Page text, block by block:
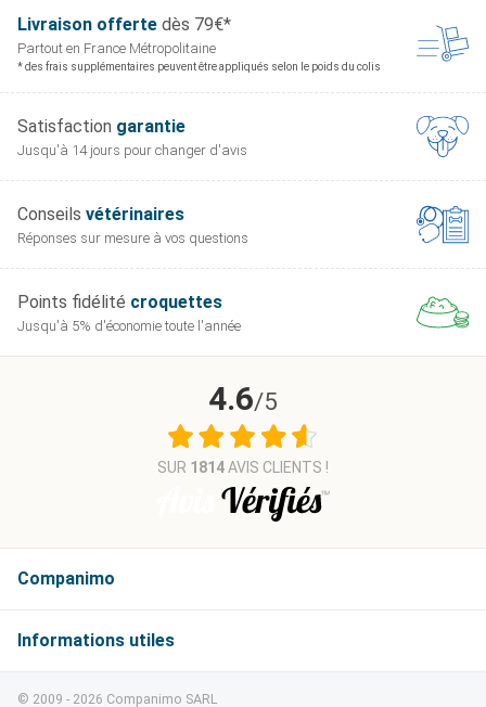
Livraison offerte dès 79€*
Partout en France Métropolitaine
* des frais supplémentaires peuvent être appliqués selon le poids du colis
Satisfaction garantie
Jusqu'à 14 jours pour changer d'avis
Conseils vétérinaires
Réponses sur mesure à vos questions
Points fidélité croquettes
Jusqu'à 5% d'économie toute l'année
Companimo
Informations
4.6/5
SUR 1814AVIS CLIENTS !
© 2009 - 2026 Companimo SARL